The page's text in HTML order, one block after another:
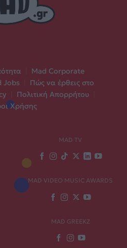
Mad Corporate
Jobs
Πώς να έρθεις στο
Πολιτική Απορρήτου
Χρήσης
MAD TV
MAD VIDEO MUSIC AWARDS
MAD GREEKZ